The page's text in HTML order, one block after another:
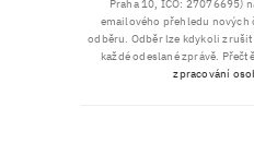
Praha 10, IČO: 27076695)
emailového přehledu
odběru. Odběr lze kdykoli
každé odeslané zprávě.
zpracování